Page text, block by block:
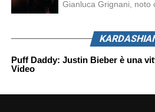
Puff Daddy: Justin Bieber è una
Video